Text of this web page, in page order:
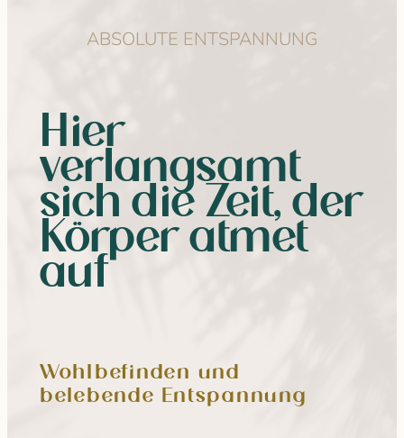
ABSOLUTE ENTSPANNUNG
Hier
verlangsamt
sich die Zeit, der
Körper atmet
auf
Wohlbefinden und
belebende Entspannung